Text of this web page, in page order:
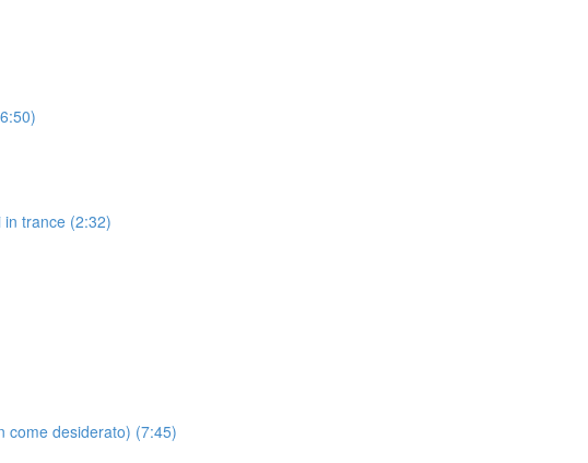
trance (2:32)
come desiderato) (7:45)